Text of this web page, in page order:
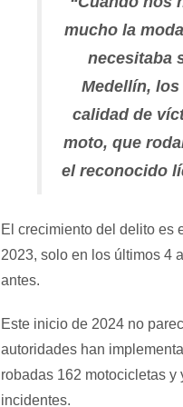
mucho la
necesitaba
Medellín,
calidad de
moto, que
el reconocido
El crecimiento del delito es
2023, solo en los últimos 4
antes.
Este inicio de 2024 no
autoridades han
robadas 162 motocicletas
incidentes.